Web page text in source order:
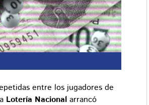
entre los jugadores de
Lotería Nacional arrancó